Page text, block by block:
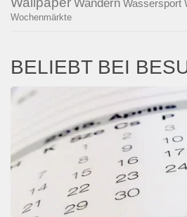
Wandern Wassersport
Wochenmärkte
BELIEBT BEI